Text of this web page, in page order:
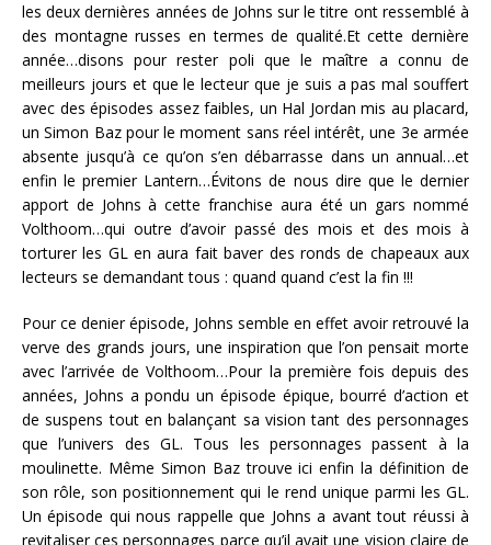
les deux dernières années de Johns sur le titre ont ressemblé à
des montagne russes en termes de qualité.Et cette dernière
année…disons pour rester poli que le maître a connu de
meilleurs jours et que le lecteur que je suis a pas mal souffert
avec des épisodes assez faibles, un Hal Jordan mis au placard,
un Simon Baz pour le moment sans réel intérêt, une 3e armée
absente jusqu’à ce qu’on s’en débarrasse dans un annual…et
enfin le premier Lantern…Évitons de nous dire que le dernier
apport de Johns à cette franchise aura été un gars nommé
Volthoom…qui outre d’avoir passé des mois et des mois à
torturer les GL en aura fait baver des ronds de chapeaux aux
lecteurs se demandant tous : quand quand c’est la fin !!!
Pour ce denier épisode, Johns semble en effet avoir retrouvé la
verve des grands jours, une inspiration que l’on pensait morte
avec l’arrivée de Volthoom…Pour la première fois depuis des
années, Johns a pondu un épisode épique, bourré d’action et
de suspens tout en balançant sa vision tant des personnages
que l’univers des GL. Tous les personnages passent à la
moulinette. Même Simon Baz trouve ici enfin la définition de
son rôle, son positionnement qui le rend unique parmi les GL.
Un épisode qui nous rappelle que Johns a avant tout réussi à
revitaliser ces personnages parce qu’il avait une vision claire de